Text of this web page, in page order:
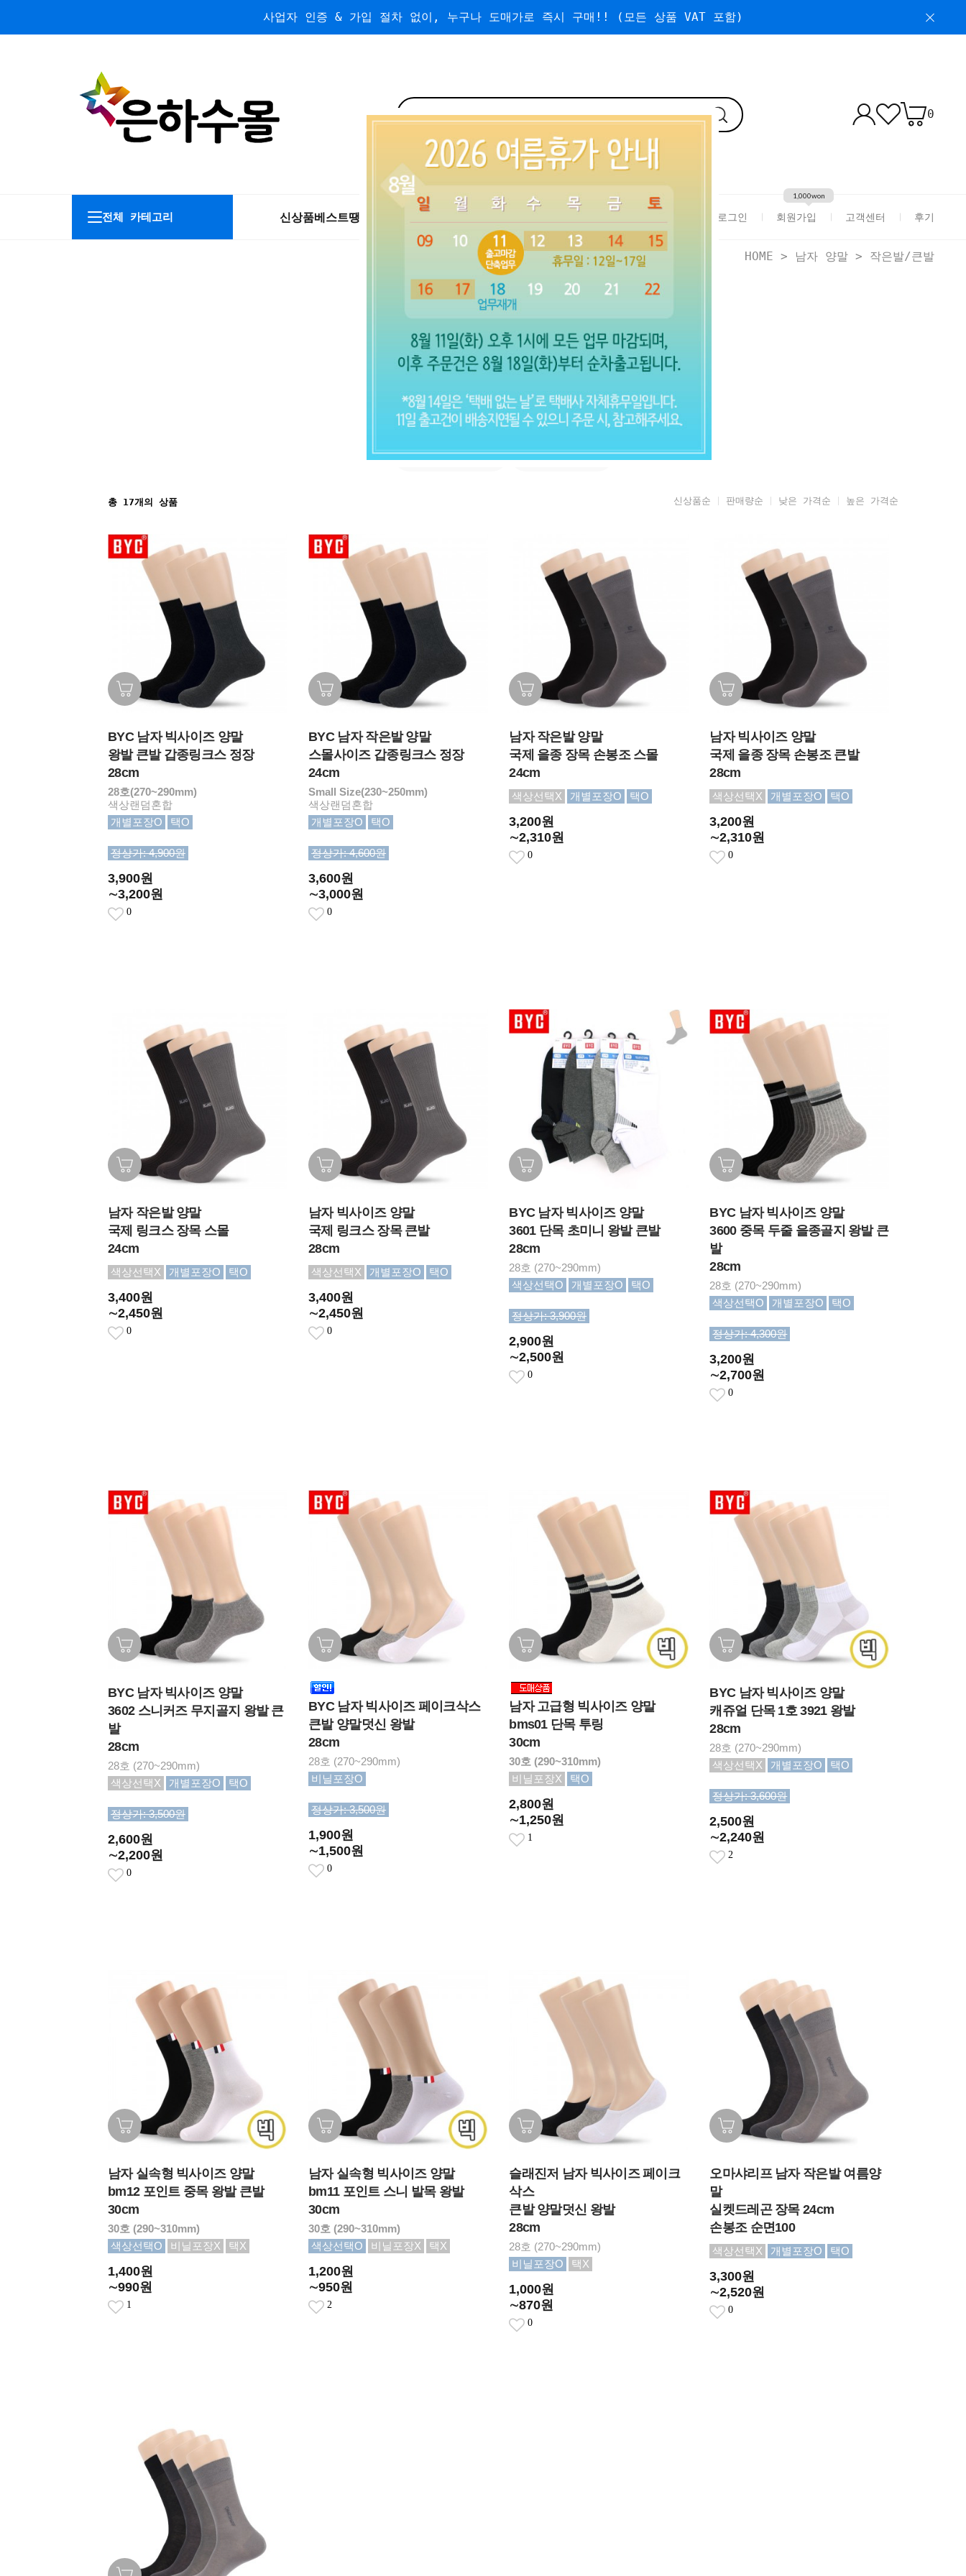
사업자 인증 & 가입 절차 없이, 누구나 도매가로 즉시 구매!! (모든 상품 VAT 포함)
0
전체 카테고리 신상품베스트땡처리/왕도매 로그인 회원가입
1,000won
고객센터 후기
HOME > 남자 양말 > 작은발/큰발
작은발/큰발
남자 양말 (전체보기)
작은발 ~250mm 큰발 270mm~
총 17개의 상품 신상품순 판매량순 낮은 가격순 높은 가격순
BYC 남자 빅사이즈 양말
왕발 큰발 갑종링크스 정장
28cm
28호(270~290mm)
색상랜덤혼합
개별포장O
택O
정상가: 4,900원
3,900원
∼3,200원
0
BYC 남자 작은발 양말
스몰사이즈 갑종링크스 정장
24cm
Small Size(230~250mm)
색상랜덤혼합
개별포장O
택O
정상가: 4,600원
3,600원
∼3,000원
0
남자 작은발 양말
국제 을종 장목 손봉조 스몰
24cm
색상선택X 개별포장O 택O
3,200원
∼2,310원
0
남자 빅사이즈 양말
국제 을종 장목 손봉조 큰발
28cm
색상선택X 개별포장O 택O
3,200원
∼2,310원
0
남자 작은발 양말
국제 링크스 장목 스몰
24cm
색상선택X 개별포장O 택O
3,400원
∼2,450원
0
남자 빅사이즈 양말
국제 링크스 장목 큰발
28cm
색상선택X 개별포장O 택O
3,400원
∼2,450원
0
BYC 남자 빅사이즈 양말
3601 단목 초미니 왕발 큰발
28cm
28호 (270~290mm)
색상선택O
개별포장O 택O
정상가: 3,900원
2,900원
∼2,500원
0
BYC 남자 빅사이즈 양말
3600 중목 두줄 을종골지 왕발 큰
발
28cm
28호 (270~290mm)
색상선택O
개별포장O 택O
정상가: 4,300원
3,200원
∼2,700원
0
BYC 남자 빅사이즈 양말
3602 스니커즈 무지골지 왕발 큰
발
28cm
28호 (270~290mm)
색상선택X
개별포장O 택O
정상가: 3,500원
2,600원
∼2,200원
0
BYC 남자 빅사이즈 페이크삭스
큰발 양말덧신 왕발
28cm
28호 (270~290mm)
비닐포장O
정상가: 3,500원
1,900원
∼1,500원
0
남자 고급형 빅사이즈 양말
bms01 단목 투링
30cm
30호 (290~310mm)
비닐포장X
택O
2,800원
∼1,250원
1
BYC 남자 빅사이즈 양말
캐쥬얼 단목 1호 3921 왕발
28cm
28호 (270~290mm)
색상선택X
개별포장O 택O
정상가: 3,600원
2,500원
∼2,240원
2
남자 실속형 빅사이즈 양말
bm12 포인트 중목 왕발 큰발
30cm
30호 (290~310mm)
색상선택O
비닐포장X 택X
1,400원
∼990원
1
남자 실속형 빅사이즈 양말
bm11 포인트 스니 발목 왕발
30cm
30호 (290~310mm)
색상선택O
비닐포장X 택X
1,200원
∼950원
2
슬래진저 남자 빅사이즈 페이크
삭스
큰발 양말덧신 왕발
28cm
28호 (270~290mm)
비닐포장O
택X
1,000원
∼870원
0
오마샤리프 남자 작은발 여름양
말
실켓드레곤 장목 24cm
손봉조 순면100
색상선택X 개별포장O 택O
3,300원
∼2,520원
0